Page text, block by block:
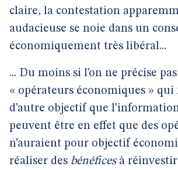
claire, la contestation
audacieuse se noie dans un
économiquement très libéral...
... Du moins si l’on ne précise
« opérateurs économiques » qui
d’autre objectif que
peuvent être en effet que des
n’auraient pour objectif
réaliser des bénéficesà réinvestir